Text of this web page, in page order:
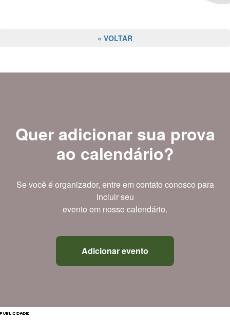
« VOLTAR
Quer adicionar sua prova
ao calendário?
Se você é organizador, entre em contato conosco para
incluir seu
evento em nosso calendário.
Adicionar evento